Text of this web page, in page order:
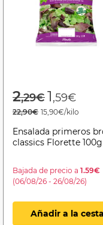
Price
2,29€to
1,59€
22,90€ 15,90€/kilo
Ensalada primeros
classics Florette 100g
Bajada de precio a 1.59€
(06/08/26 - 26/08/26)
Añadir a la cesta